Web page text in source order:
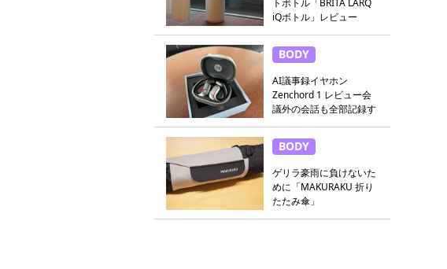
トボトル「BRITA LARQ
iQボトル」レビュー
BODY
AI議事録イヤホン
Zenchord 1 レビュー会
議外の会話も全部記録す
BODY
ゲリラ豪雨に負けないた
めに「MAKURAKU 折り
たたみ傘」